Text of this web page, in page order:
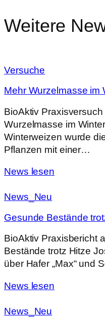
Weitere
Versuche
Mehr Wurzelmasse im
BioAktiv
Wurzelmasse im
Winterweizen wurde
Pflanzen mit einer…
News lesen
News_Neu
Gesunde Bestände
BioAktiv Praxisbericht
Bestände trotz Hitze
über Hafer „Max“ und
News lesen
News_Neu